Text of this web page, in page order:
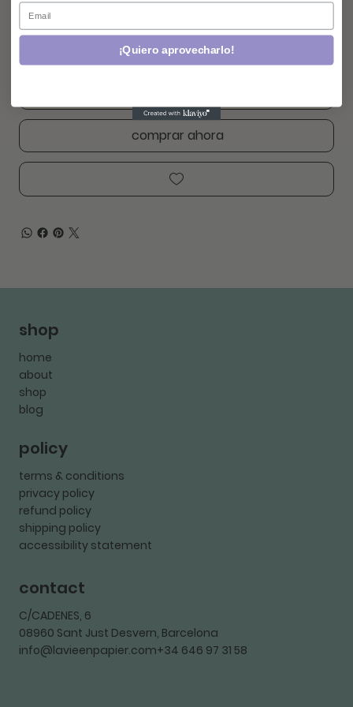
comprar ahora
shop
home
about
shop
blog
policy
terms & conditions
privacy policy
refund policy
shipping policy
accessibility statement
contact
C/CADENES, 6
08960 Sant Just Desvern, Barcelona
info@lavieenpapier.com+34 646 97 31 58
Email
¡Quiero aprovecharlo!